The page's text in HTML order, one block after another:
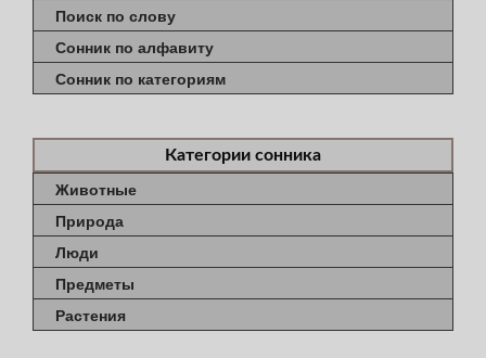
Поиск по слову
Сонник по алфавиту
Сонник по категориям
Категории сонника
Животные
Природа
Люди
Предметы
Растения